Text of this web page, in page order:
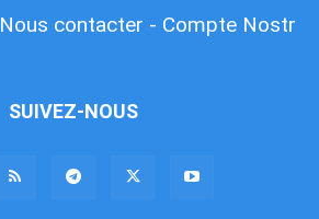
Nous contacter - Compte Nostr
SUIVEZ-NOUS